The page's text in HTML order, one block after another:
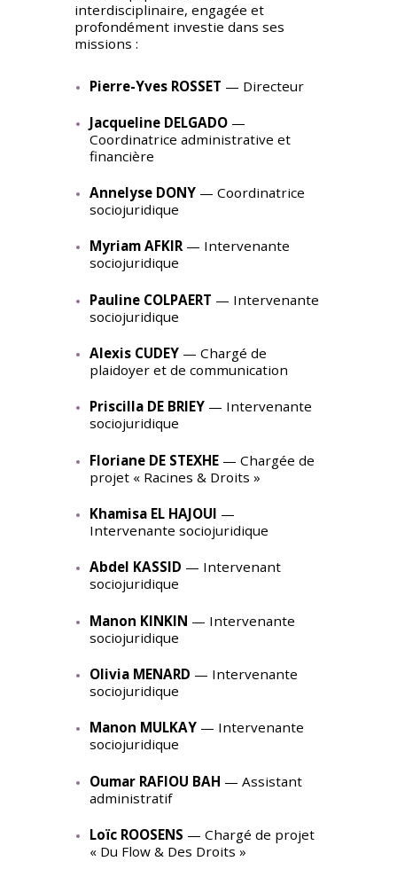
interdisciplinaire, engagée et
profondément investie dans ses
missions :
Pierre-Yves ROSSET — Directeur
Jacqueline DELGADO—
Coordinatrice administrative et
financière
Annelyse DONY— Coordinatrice
sociojuridique
Myriam AFKIR— Intervenante
sociojuridique
Pauline COLPAERT — Intervenante
sociojuridique
Alexis CUDEY— Chargé de
plaidoyer et de communication
Priscilla DE BRIEY— Intervenante
sociojuridique
Floriane DE STEXHE— Chargée de
projet « Racines & Droits »
Khamisa EL HAJOUI —
Intervenante sociojuridique
Abdel KASSID — Intervenant
sociojuridique
Manon KINKIN — Intervenante
sociojuridique
Olivia MENARD — Intervenante
sociojuridique
Manon MULKAY— Intervenante
sociojuridique
Oumar RAFIOU BAH — Assistant
administratif
Loïc ROOSENS — Chargé de projet
« Du Flow & Des Droits »